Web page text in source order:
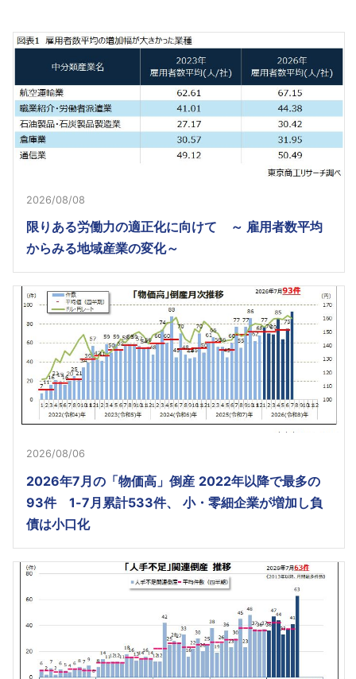
2026/08/08
限りある労働力の適正化に向けて ～ 雇用者数平均
からみる地域産業の変化～
2026/08/06
2026年7月の「物価高」倒産 2022年以降で最多の
93件 1-7月累計533件、 小・零細企業が増加し負
債は小口化